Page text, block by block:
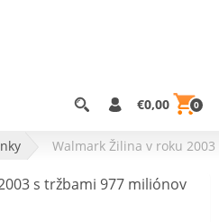
€0,00 0
Walmark Žilina v roku